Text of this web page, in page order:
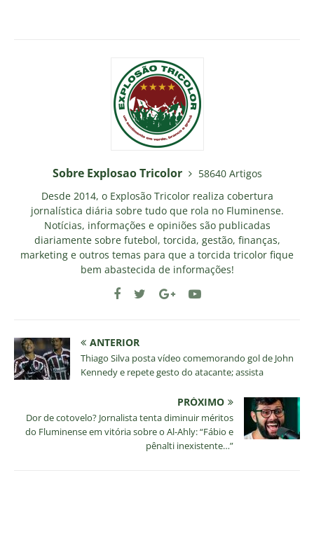
Sobre Explosao Tricolor
58640 Artigos
Desde 2014, o Explosão Tricolor realiza cobertura
jornalística diária sobre tudo que rola no Fluminense.
Notícias, informações e opiniões são publicadas
diariamente sobre futebol, torcida, gestão, finanças,
marketing e outros temas para que a torcida tricolor fique
bem abastecida de informações!
ANTERIOR
Thiago Silva posta vídeo comemorando gol de John
Kennedy e repete gesto do atacante; assista
PRÓXIMO
Dor de cotovelo? Jornalista tenta diminuir méritos
do Fluminense em vitória sobre o Al-Ahly: “Fábio e
pênalti inexistente…”